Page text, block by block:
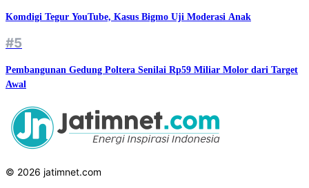
Komdigi Tegur YouTube, Kasus Bigmo Uji Moderasi Anak
#5
Pembangunan Gedung Poltera Senilai Rp59 Miliar Molor dari Target
Awal
© 2026 jatimnet.com